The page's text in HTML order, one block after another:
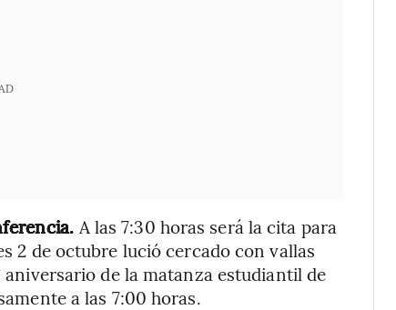
A las 7:30 horas será la cita para
2 de octubre lució cercado con vallas
de la matanza estudiantil de
a las 7:00 horas.